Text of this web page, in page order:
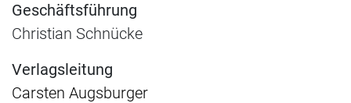
Geschäftsführung
Christian Schnücke
Verlagsleitung
Carsten Augsburger